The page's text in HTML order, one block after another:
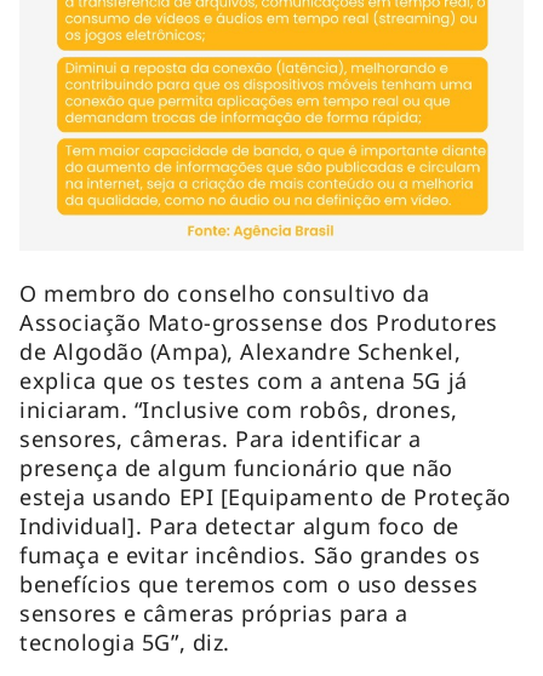
O membro do conselho consultivo da
Associação Mato-grossense dos Produtores
de Algodão (Ampa), Alexandre Schenkel,
explica que os testes com a antena 5G já
iniciaram. “Inclusive com robôs, drones,
sensores, câmeras. Para identificar a
presença de algum funcionário que não
esteja usando EPI [Equipamento de Proteção
Individual]. Para detectar algum foco de
fumaça e evitar incêndios. São grandes os
benefícios que teremos com o uso desses
sensores e câmeras próprias para a
tecnologia 5G”, diz.